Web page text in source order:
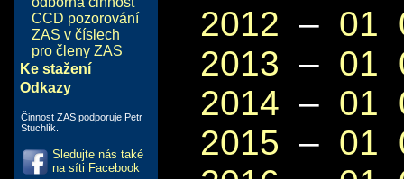
CCD pozorování
ZAS v číslech
pro členy ZAS
Ke stažení
Odkazy
Činnost ZAS podporuje Petr
Stuchlík.
Sledujte nás také
na síti Facebook
2012 – 01
2013 – 01
2014 – 01
2015 – 01